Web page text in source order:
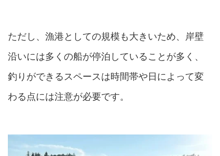
ただし、漁港としての規模も大きいため、岸壁
沿いには多くの船が停泊していることが多く、
釣りができるスペースは時間帯や日によって変
わる点には注意が必要です。